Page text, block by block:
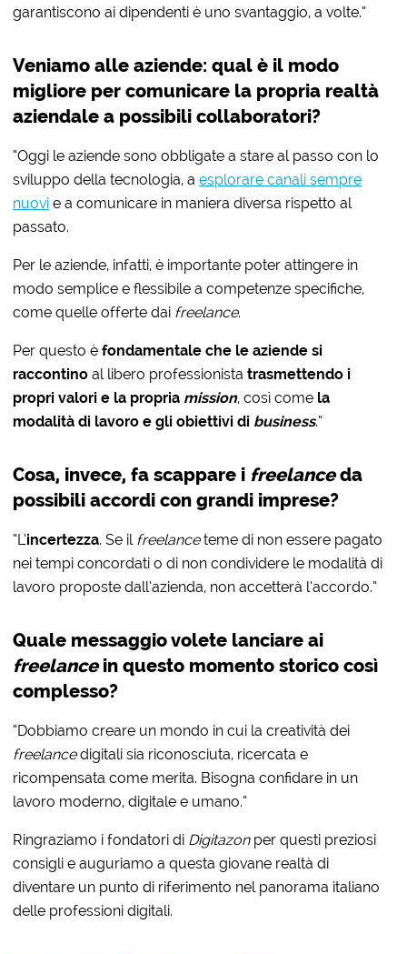
garantiscono ai dipendenti è uno svantaggio, a volte.”
Veniamo alle aziende: qual è il modo
migliore per comunicare la propria realtà
aziendale a possibili collaboratori?
“Oggi le aziende sono obbligate a stare al passo con lo
sviluppo della tecnologia, aesplorare canali sempre
nuovi e a comunicare in maniera diversa rispetto al
passato.
Per le aziende, infatti, è importante poter attingere in
modo semplice e flessibile a competenze specifiche,
come quelle offerte dai freelance.
Per questo èfondamentale che le aziende si
raccontino al libero professionistatrasmettendo i
propri valori e la propria mission, così come la
modalità di lavoro e gli obiettivi di business.”
Cosa, invece, fa scappare i freelanceda
possibili accordi con grandi imprese?
“L’incertezza. Se il freelanceteme di non essere pagato
nei tempi concordati o di non condividere le modalità di
lavoro proposte dall’azienda, non accetterà l’accordo.”
Quale messaggio volete lanciare ai
freelancein questo momento storico così
complesso?
“Dobbiamo creare un mondo in cui la creatività dei
freelancedigitali sia riconosciuta, ricercata e
ricompensata come merita. Bisogna confidare in un
lavoro moderno, digitale e umano.”
Ringraziamo i fondatori di Digitazonper questi preziosi
consigli e auguriamo a questa giovane realtà di
diventare un punto di riferimento nel panorama italiano
delle professioni digitali.